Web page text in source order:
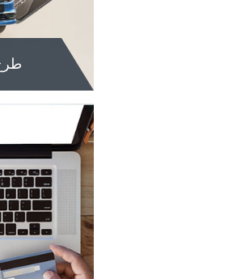
جهت مشاهده
این بخش
مشاهده